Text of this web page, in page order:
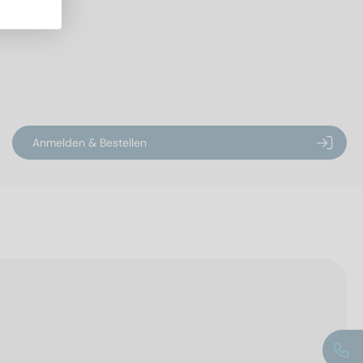
Anmelden & Bestellen